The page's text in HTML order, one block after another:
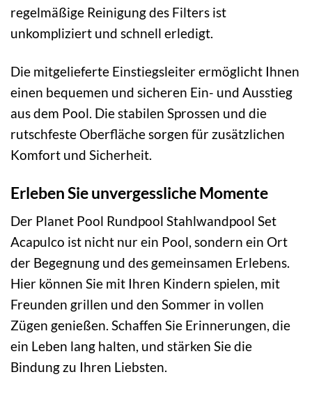
regelmäßige Reinigung des Filters ist
unkompliziert und schnell erledigt.
Die mitgelieferte Einstiegsleiter ermöglicht Ihnen
einen bequemen und sicheren Ein- und Ausstieg
aus dem Pool. Die stabilen Sprossen und die
rutschfeste Oberfläche sorgen für zusätzlichen
Komfort und Sicherheit.
Erleben Sie unvergessliche Momente
Der Planet Pool Rundpool Stahlwandpool Set
Acapulco ist nicht nur ein Pool, sondern ein Ort
der Begegnung und des gemeinsamen Erlebens.
Hier können Sie mit Ihren Kindern spielen, mit
Freunden grillen und den Sommer in vollen
Zügen genießen. Schaffen Sie Erinnerungen, die
ein Leben lang halten, und stärken Sie die
Bindung zu Ihren Liebsten.